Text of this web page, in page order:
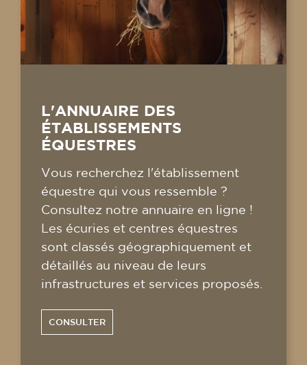
L'ANNUAIRE DES
ÉTABLISSEMENTS
ÉQUESTRES
Vous recherchez l'établissement
équestre qui vous ressemble ?
Consultez notre annuaire en ligne !
Les écuries et centres équestres
sont classés géographiquement et
détaillés au niveau de leurs
infrastructures et services proposés.
CONSULTER